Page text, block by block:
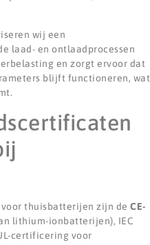
wij een
laad- en ontlaadprocessen
en zorgt ervoor dat
blijft functioneren, wat
thuisbatterijen zijn de CE-
lithium-ionbatterijen), IEC
certificering voor